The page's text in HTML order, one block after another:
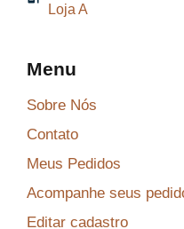
Loja A
Menu
Sobre Nós
Contato
Meus Pedidos
Acompanhe seus
Editar cadastro